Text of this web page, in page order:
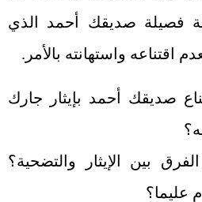
فصيلة صديقك أحمد الذي
اقتناعه واستهانته بالأمر.
صديقك أحمد بإيثار جارك
بين الإيثار والتضحية؟
عليما؟